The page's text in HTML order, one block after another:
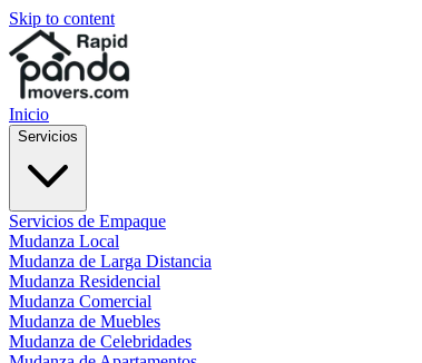
Skip to content
Inicio
Servicios
Servicios de Empaque
Mudanza Local
Mudanza de Larga Distancia
Mudanza Residencial
Mudanza Comercial
Mudanza de Muebles
Mudanza de Celebridades